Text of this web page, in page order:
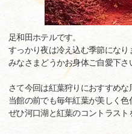
足和田ホテルです。
すっかり夜は冷え込む季節になり
みなさまどうかお身体ご自愛下さ
さて今回は紅葉狩りにおすすめな
当館の前でも毎年紅葉が美しく色
ぜひ河口湖と紅葉のコントラスト